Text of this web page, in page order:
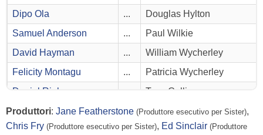
Dipo Ola
...
Douglas Hylton
Samuel Anderson
...
Paul Wilkie
David Hayman
...
William Wycherley
Felicity Montagu
...
Patricia Wycherley
Daniel Rigby
Tony Collier
Produttori: Jane Featherstone (Produttore esecutivo per Sister),
Chris Fry (Produttore esecutivo per Sister), Ed Sinclair (Produttore